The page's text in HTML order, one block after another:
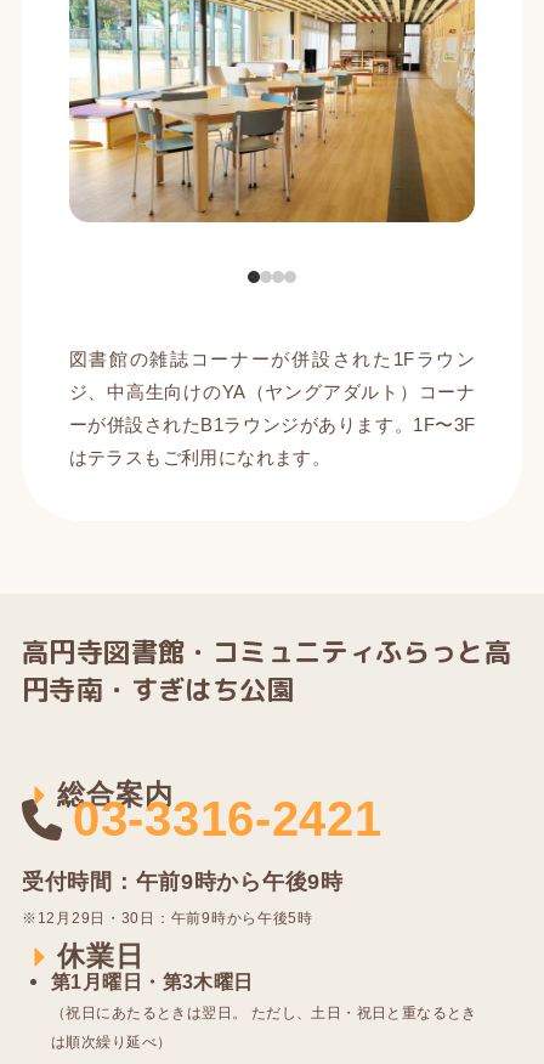
図書館の雑誌コーナーが併設された1Fラウン
ジ、中高生向けのYA（ヤングアダルト）コーナ
ーが併設されたB1ラウンジがあります。1F〜3F
はテラスもご利用になれます。
高円寺図書館・ コミュニティふらっと高
円寺南・すぎはち公園
総合案内
03-3316-2421
受付時間：午前9時から午後9時
※12⽉29⽇・30⽇：午前9時から午後5時
休業日
第1⽉曜⽇・第3⽊曜⽇
（祝⽇にあたるときは翌⽇。 ただし、⼟⽇・祝⽇と重なるとき
は順次繰り延べ）